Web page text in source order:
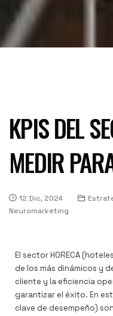
KPIS DEL
MEDIR
12 Dic, 2024
Neuromarketing
El sector HORECA
de los más dinámicos y
cliente y la eficiencia
garantizar el éxito. En
clave de desempeño)